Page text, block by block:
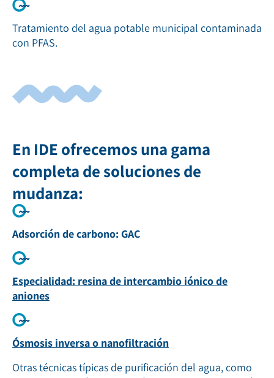
Tratamiento del agua potable municipal contaminada
con PFAS.
En IDE ofrecemos una gama
completa de soluciones de
mudanza:
Adsorción de carbono: GAC
Especialidad: resina de intercambio iónico de
aniones
Ósmosis inversa o nanofiltración
Otras técnicas típicas de purificación del agua, como